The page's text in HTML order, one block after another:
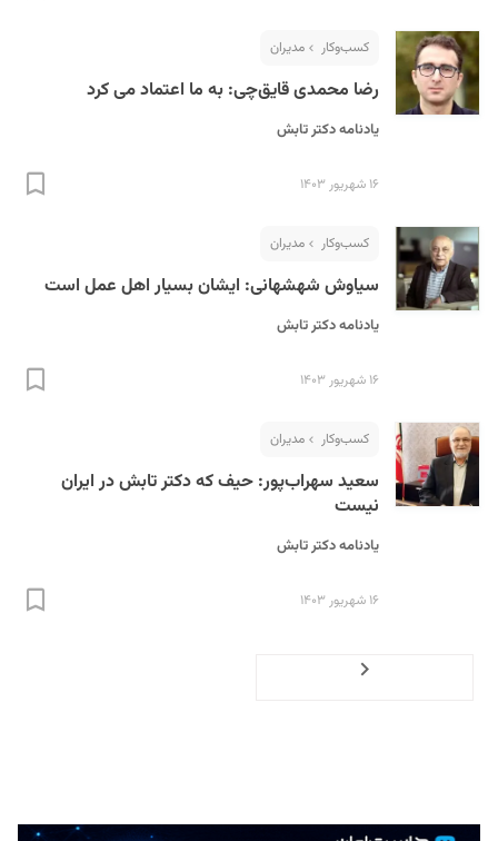
کسب‌و‌کار مدیران
رضا محمدی قایق‌چی: به ما اعتماد می کرد
یادنامه دکتر تابش
۱۶ شهریور ۱۴۰۳
کسب‌و‌کار مدیران
سیاوش شهشهانی: ایشان بسیار اهل عمل است
یادنامه دکتر تابش
۱۶ شهریور ۱۴۰۳
کسب‌و‌کار مدیران
سعید سهراب‌پور: حیف که دکتر تابش در ایران
نیست
یادنامه دکتر تابش
۱۶ شهریور ۱۴۰۳